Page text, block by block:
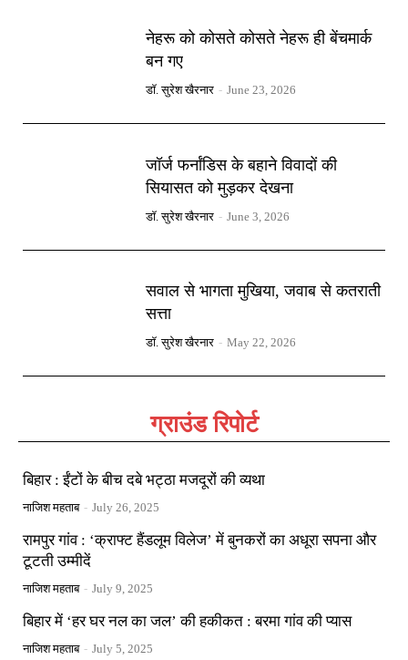
नेहरू को कोसते कोसते नेहरू ही बेंचमार्क
बन गए
डॉ. सुरेश खैरनार - June 23, 2026
जॉर्ज फर्नांडिस के बहाने विवादों की
सियासत को मुड़कर देखना
डॉ. सुरेश खैरनार - June 3, 2026
सवाल से भागता मुखिया, जवाब से कतराती
सत्ता
डॉ. सुरेश खैरनार - May 22, 2026
ग्राउंड रिपोर्ट
बिहार : ईंटों के बीच दबे भट्ठा मजदूरों की व्यथा
नाजिश महताब - July 26, 2025
रामपुर गांव : ‘क्राफ्ट हैंडलूम विलेज’ में बुनकरों का अधूरा सपना और
टूटती उम्मीदें
नाजिश महताब - July 9, 2025
बिहार में ‘हर घर नल का जल’ की हकीकत : बरमा गांव की प्यास
नाजिश महताब - July 5, 2025